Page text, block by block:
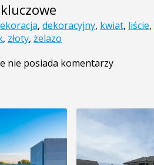
, dekoracyjny, kwiat, liście,
, złoty, żelazo
nie posiada komentarzy